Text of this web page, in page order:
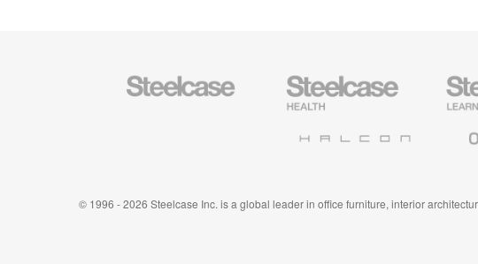
Steelcase
Büromöbel
Steelcase
Health
Steelcase
Möbel
© 1996 - 2026 Steelcase Inc. is a global leader in office furniture, interior